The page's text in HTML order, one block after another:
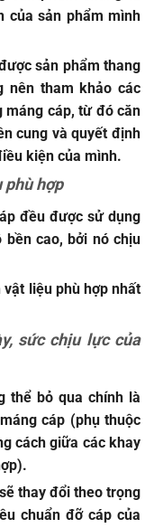
của sản phẩm mình
sản phẩm thang
nên tham khảo các
máng cáp, từ đó căn
cung và quyết định
kiện của mình.
phù hợp
đều được sử dụng
cao, bởi nó chịu
liệu phù hợp nhất
sức chịu lực của
thể bỏ qua chính là
cáp (phụ thuộc
cách giữa các khay
thay đổi theo trọng
chuẩn đỡ cáp của